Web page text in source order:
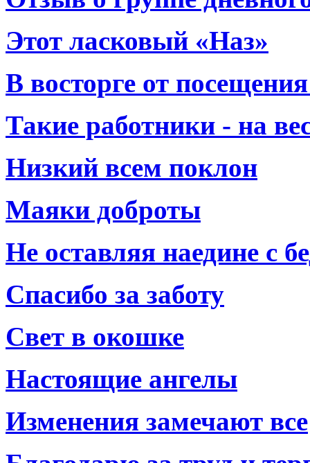
Этот ласковый «Наз»
В восторге от
Такие работники - на
Низкий всем поклон
Маяки доброты
Не оставляя наедине с
Спасибо за заботу
Свет в окошке
Настоящие ангелы
Изменения замечают все